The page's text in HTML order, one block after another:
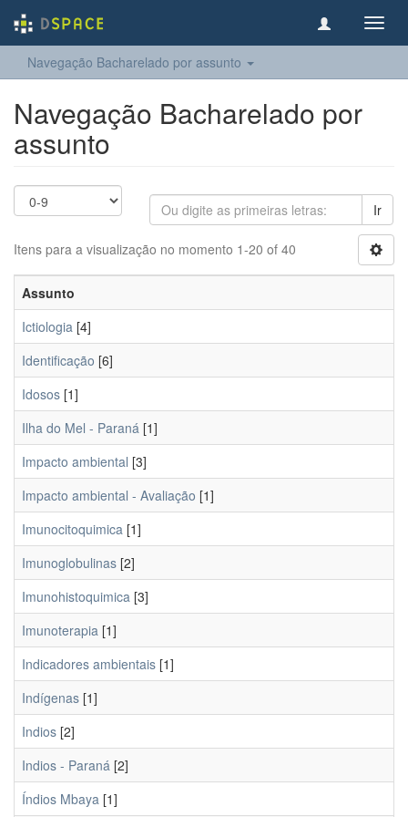
Navegação Bacharelado por assunto
Navegação Bacharelado por
assunto
Ir
Itens para a visualização no momento 1-20 of 40
Assunto
Ictiologia [4]
Identificação [6]
Idosos [1]
Ilha do Mel - Paraná [1]
Impacto ambiental [3]
Impacto ambiental - Avaliação [1]
Imunocitoquimica [1]
Imunoglobulinas [2]
Imunohistoquimica [3]
Imunoterapia [1]
Indicadores ambientais [1]
Indígenas [1]
Indios [2]
Indios - Paraná [2]
Índios Mbaya [1]